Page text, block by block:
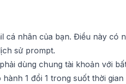
cá nhân của bạn. Điều này có
sử prompt.
dùng chung tài khoản với
1 đổi 1 trong suốt thời gian